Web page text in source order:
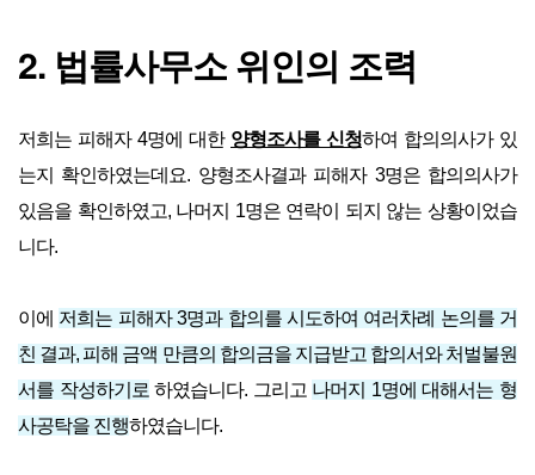
2. 법률사무소 위인의 조력
저희는 피해자 4명에 대한 양형조사를 신청하여 합의의사가 있
는지 확인하였는데요. 양형조사결과 피해자 3명은 합의의사가
있음을 확인하였고, 나머지 1명은 연락이 되지 않는 상황이었습
니다.
이에 저희는 피해자 3명과 합의를 시도하여 여러차례 논의를 거
친 결과, 피해 금액 만큼의 합의금을 지급받고 합의서와 처벌불원
서를 작성하기로 하였습니다. 그리고 나머지 1명에 대해서는 형
사공탁을 진행하였습니다.